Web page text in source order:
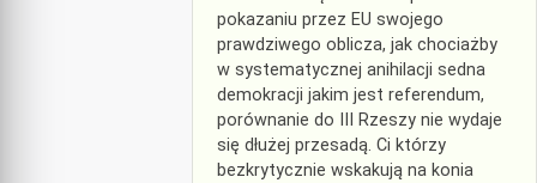
pokazaniu przez EU swojego
prawdziwego oblicza, jak chociażby
w systematycznej anihilacji sedna
demokracji jakim jest referendum,
porównanie do III Rzeszy nie wydaje
się dłużej przesadą. Ci którzy
bezkrytycznie wskakują na konia